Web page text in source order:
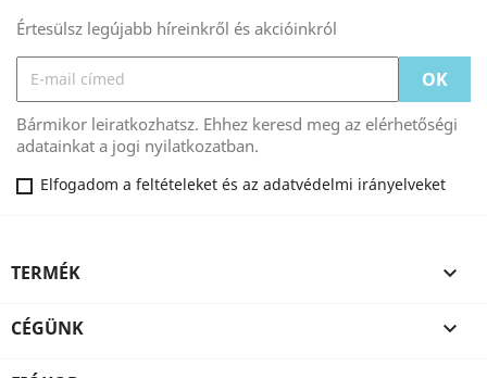
Értesülsz legújabb híreinkről és akcióinkról
Bármikor leiratkozhatsz. Ehhez keresd meg az elérhetőségi
adatainkat a jogi nyilatkozatban.
Elfogadom a feltételeket és az adatvédelmi irányelveket
TERMÉK 
CÉGÜNK 